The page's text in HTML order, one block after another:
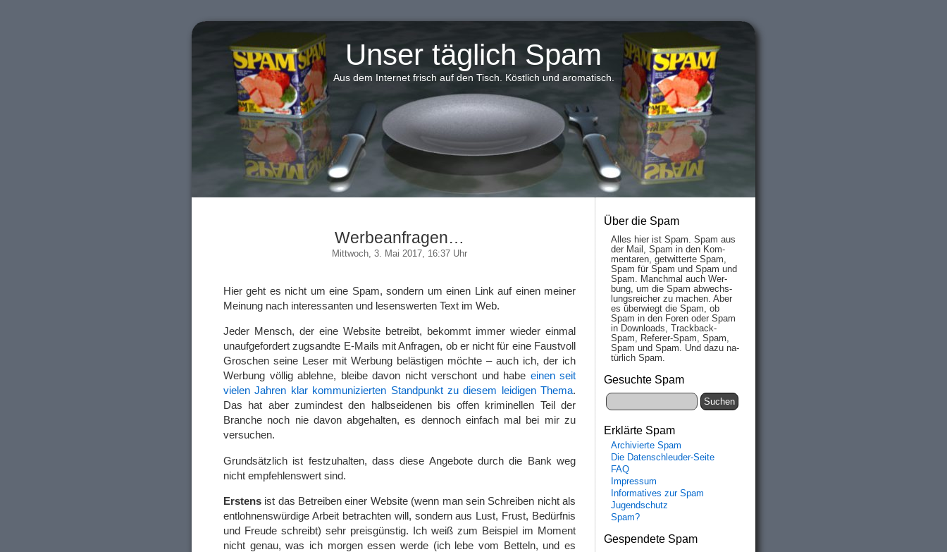
Unser täglich Spam
Aus dem Internet frisch auf den Tisch. Köstlich und aromatisch.
Werbeanfragen…
Mittwoch, 3. Mai 2017, 16:37 Uhr
Hier geht es nicht um eine Spam, sondern um einen Link auf einen meiner
Meinung nach interessanten und lesenswerten Text im Web.
Jeder Mensch, der eine Website betreibt, bekommt immer wieder einmal
unaufgefordert zugsandte E-Mails mit Anfragen, ob er nicht für eine Faustvoll
Groschen seine Leser mit Werbung belästigen möchte – auch ich, der ich
Werbung völlig ablehne, bleibe davon nicht verschont und habe einen seit
vielen Jahren klar kommunizierten Standpunkt zu diesem leidigen Thema.
Das hat aber zumindest den halbseidenen bis offen kriminellen Teil der
Branche noch nie davon abgehalten, es dennoch einfach mal bei mir zu
versuchen.
Grundsätzlich ist festzuhalten, dass diese Angebote durch die Bank weg
nicht empfehlenswert sind.
Erstens ist das Betreiben einer Website (wenn man sein Schreiben nicht als
entlohnenswürdige Arbeit betrachten will, sondern aus Lust, Frust, Bedürfnis
und Freude schreibt) sehr preisgünstig. Ich weiß zum Beispiel im Moment
nicht genau, was ich morgen essen werde (ich lebe vom Betteln, und es
Über die Spam
Alles hier ist Spam. Spam aus
der Mail, Spam in den Kom­
men­taren, ge­twit­ter­te Spam,
Spam für Spam und Spam und
Spam. Manch­mal auch Wer­
bung, um die Spam ab­wechs­
lungs­reich­er zu mach­en. Aber
es über­wiegt die Spam, ob
Spam in den Fo­ren oder Spam
in Down­loads, Track­back-
Spam, Re­fe­rer-Spam, Spam,
Spam und Spam. Und da­zu na­
tür­lich Spam.
Gesuchte Spam
Erklärte Spam
Archivierte Spam
Die Datenschleuder-Seite
FAQ
Impressum
Informatives zur Spam
Jugendschutz
Spam?
Gespendete Spam